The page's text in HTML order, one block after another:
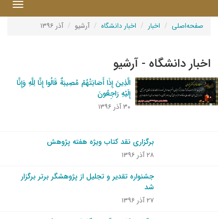
صفحه‌اصلی اخبار اخبار دانشگاه آرشیو آذر ۱۳۹۶
اخبار دانشگاه - آرشیو
الَّذِینَ إِذَا أَصَابَتْهُمْ مُصِیبَةٌ قَالُوا إِنَّا لِلَّهِ وَإِنَّا
إِلَیْهِ رَاجِعُونَ
۳۰ آذر ۱۳۹۶
برگزاری نقد کتاب ویژه هفته پژوهش
۲۸ آذر ۱۳۹۶
جشنواره تقدیر و تجلیل از پژوهشگر برتر برگزار
شد
۲۷ آذر ۱۳۹۶